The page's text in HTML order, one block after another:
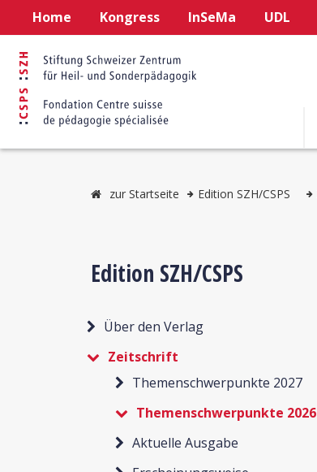
Home Kongress InSeMa UDL
zur Startseite Edition SZH/CSPS
Edition SZH/CSPS
Über den Verlag
Zeitschrift
Themenschwerpunkte 2027
Themenschwerpunkte 2026
Aktuelle Ausgabe